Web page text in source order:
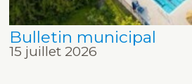
Bulletin municipal
15 juillet 2026